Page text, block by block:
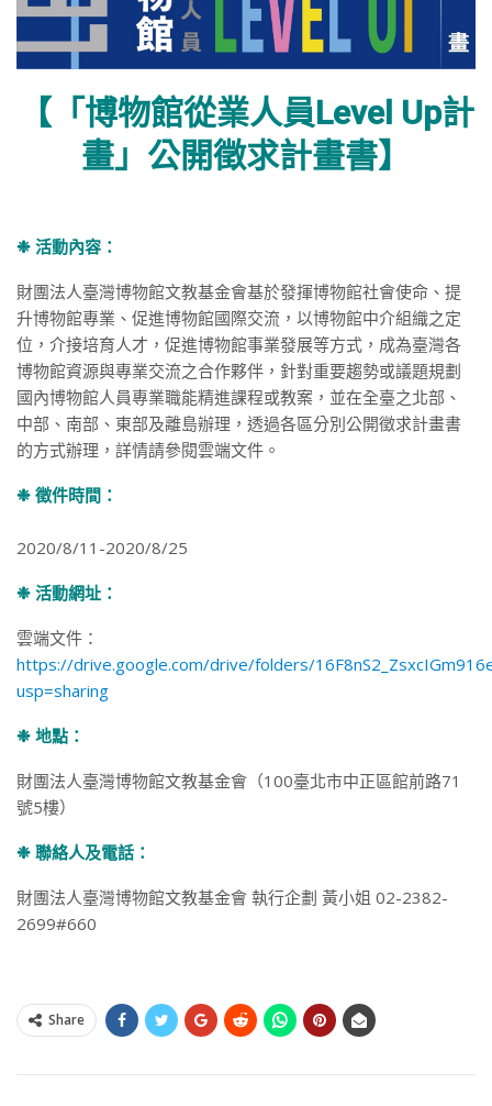
【「博物館從業人員Level Up計
畫」公開徵求計畫書】
❉ 活動內容：
財團法人臺灣博物館文教基金會基於發揮博物館社會使命、提
升博物館專業、促進博物館國際交流，以博物館中介組織之定
位，介接培育人才，促進博物館事業發展等方式，成為臺灣各
博物館資源與專業交流之合作夥伴，針對重要趨勢或議題規劃
國內博物館人員專業職能精進課程或教案，並在全臺之北部、
中部、南部、東部及離島辦理，透過各區分別公開徵求計畫書
的方式辦理，詳情請參閱雲端文件。
❉ 徵件時間：
2020/8/11-2020/8/25
❉ 活動網址：
雲端文件：
https://drive.google.com/drive/folders/
usp=sharing
❉ 地點：
財團法人臺灣博物館文教基金會（100臺北市中正區館前路71
號5樓）
❉ 聯絡人及電話：
財團法人臺灣博物館文教基金會 執行企劃 黃小姐 02-2382-
2699#660
Share